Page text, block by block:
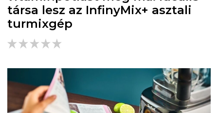
társa lesz az InfinyMix+ asztali
turmixgép